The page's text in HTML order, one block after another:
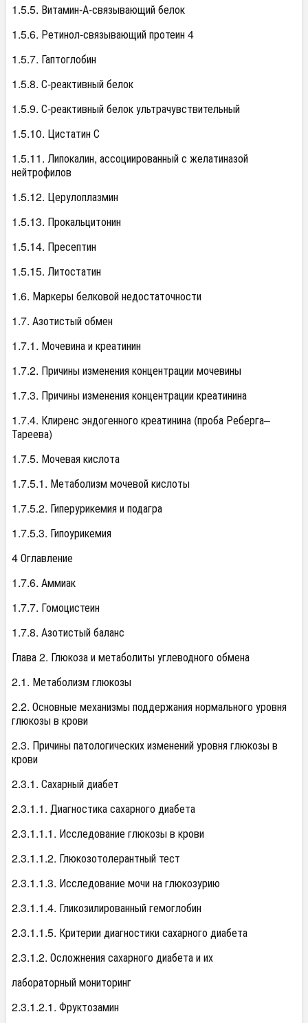
1.5.5. Витамин-А-связывающий белок
1.5.6. Ретинол-связывающий протеин 4
1.5.7. Гаптоглобин
1.5.8. С-реактивный белок
1.5.9. С-реактивный белок ультрачувствительный
1.5.10. Цистатин С
1.5.11. Липокалин, ассоциированный с желатиназой
нейтрофилов
1.5.12. Церулоплазмин
1.5.13. Прокальцитонин
1.5.14. Пресептин
1.5.15. Литостатин
1.6. Маркеры белковой недостаточности
1.7. Азотистый обмен
1.7.1. Мочевина и креатинин
1.7.2. Причины изменения концентрации мочевины
1.7.3. Причины изменения концентрации креатинина
1.7.4. Клиренс эндогенного креатинина (проба Реберга–
Тареева)
1.7.5. Мочевая кислота
1.7.5.1. Метаболизм мочевой кислоты
1.7.5.2. Гиперурикемия и подагра
1.7.5.3. Гипоурикемия
4 Оглавление
1.7.6. Аммиак
1.7.7. Гомоцистеин
1.7.8. Азотистый баланс
Глава 2. Глюкоза и метаболиты углеводного обмена
2.1. Метаболизм глюкозы
2.2. Основные механизмы поддержания нормального уровня
глюкозы в крови
2.3. Причины патологических изменений уровня глюкозы в
крови
2.3.1. Сахарный диабет
2.3.1.1. Диагностика сахарного диабета
2.3.1.1.1. Исследование глюкозы в крови
2.3.1.1.2. Глюкозотолерантный тест
2.3.1.1.3. Исследование мочи на глюкозурию
2.3.1.1.4. Гликозилированный гемоглобин
2.3.1.1.5. Критерии диагностики сахарного диабета
2.3.1.2. Осложнения сахарного диабета и их
лабораторный мониторинг
2.3.1.2.1. Фруктозамин